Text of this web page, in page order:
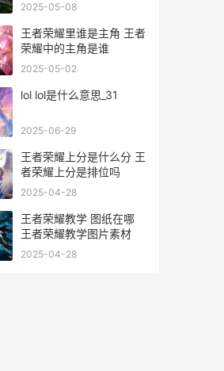
2025-05-08
王者荣耀里谁是主角 王者
荣耀中的主角是谁
2025-05-02
lol lol是什么意思_31
2025-06-29
王者荣耀上分是什么分 王
者荣耀上分是排位吗
2025-04-28
王者荣耀教学 图纸在哪
王者荣耀教学图片素材
2025-04-28